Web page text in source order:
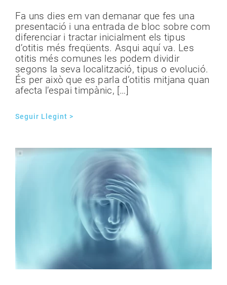
Fa uns dies em van demanar que fes una
presentació i una entrada de bloc sobre com
diferenciar i tractar inicialment els tipus
d’otitis més freqüents. Asqui aquí va. Les
otitis més comunes les podem dividir
segons la seva localització, tipus o evolució.
És per això que es parla d’otitis mitjana quan
afecta l’espai timpànic, […]
Seguir Llegint >